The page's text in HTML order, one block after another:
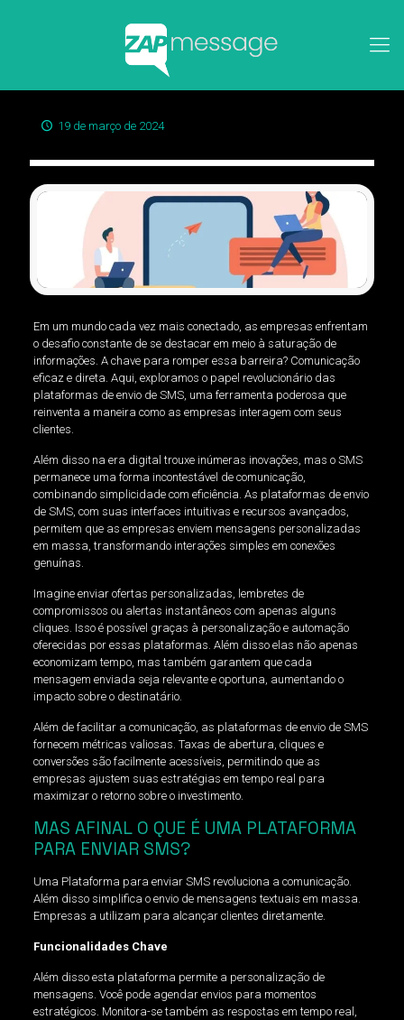
19 de março de 2024
Em um mundo cada vez mais conectado, as empresas enfrentam
o desafio constante de se destacar em meio à saturação de
informações. A chave para romper essa barreira? Comunicação
eficaz e direta. Aqui, exploramos o papel revolucionário das
plataformas de envio de SMS, uma ferramenta poderosa que
reinventa a maneira como as empresas interagem com seus
clientes.
Além disso na era digital trouxe inúmeras inovações, mas o SMS
permanece uma forma incontestável de comunicação,
combinando simplicidade com eficiência. As plataformas de envio
de SMS, com suas interfaces intuitivas e recursos avançados,
permitem que as empresas enviem mensagens personalizadas
em massa, transformando interações simples em conexões
genuínas.
Imagine enviar ofertas personalizadas, lembretes de
compromissos ou alertas instantâneos com apenas alguns
cliques. Isso é possível graças à personalização e automação
oferecidas por essas plataformas. Além disso elas não apenas
economizam tempo, mas também garantem que cada
mensagem enviada seja relevante e oportuna, aumentando o
impacto sobre o destinatário.
Além de facilitar a comunicação, as plataformas de envio de SMS
fornecem métricas valiosas. Taxas de abertura, cliques e
conversões são facilmente acessíveis, permitindo que as
empresas ajustem suas estratégias em tempo real para
maximizar o retorno sobre o investimento.
MAS AFINAL O QUE É UMA PLATAFORMA
PARA ENVIAR SMS?
Uma Plataforma para enviar SMS revoluciona a comunicação.
Além disso simplifica o envio de mensagens textuais em massa.
Empresas a utilizam para alcançar clientes diretamente.
Funcionalidades Chave
Além disso esta plataforma permite a personalização de
mensagens. Você pode agendar envios para momentos
estratégicos. Monitora-se também as respostas em tempo real,